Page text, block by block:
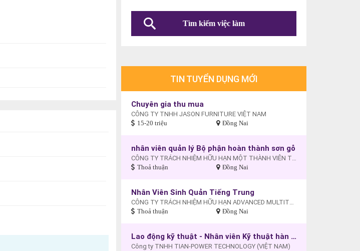
TIN TUYỂN DỤNG MỚI
Chuyên gia thu mua
CÔNG TY TNHH JASON FURNITURE VIỆT NAM
15-20 triệu Đồng Nai
nhân viên quản lý Bộ phận hoàn thành sơn gỗ
CÔNG TY TRÁCH NHIỆM HỮU HẠN MỘT THÀNH VIÊN TIẾP VẬN - THƯƠNG MẠI - DU LỊCH XUYÊN THÁI BÌNH DƯƠNG
Thoả thuận Đồng Nai
Nhân Viên Sinh Quản Tiếng Trung
CÔNG TY TRÁCH NHIỆM HỮU HẠN ADVANCED MULTITECH (VIỆT NAM)
Thoả thuận Đồng Nai
Lao động kỹ thuật - Nhân viên Kỹ thuật hàn điện
Công ty TNHH TIAN-POWER TECHNOLOGY (VIỆT NAM)